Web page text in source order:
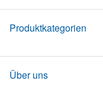
Produktkategorien
Über uns